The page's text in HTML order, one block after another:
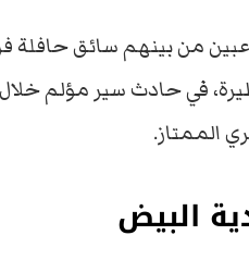
الجزائرية، مصرع 3 أشخاص لاعبين من بينهم
بالخطيرة، في حادث سير مؤلم
الممتاز.
البيض